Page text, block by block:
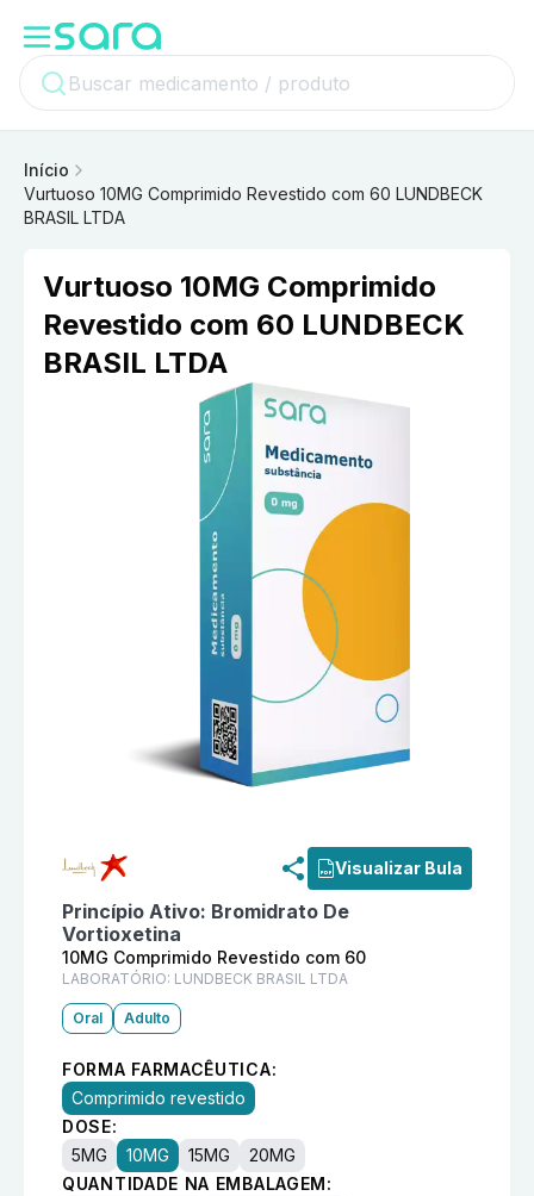
Início
Vurtuoso 10MG Comprimido Revestido com 60 LUNDBECK
BRASIL LTDA
Vurtuoso 10MG Comprimido
Revestido com 60 LUNDBECK
BRASIL LTDA
Visualizar Bula
Princípio Ativo: Bromidrato De
Vortioxetina
10MG Comprimido Revestido com 60
LABORATÓRIO: LUNDBECK BRASIL LTDA
Oral Adulto
FORMA FARMACÊUTICA:
Comprimido revestido
DOSE:
5MG
10MG 15MG
20MG
QUANTIDADE NA EMBALAGEM: